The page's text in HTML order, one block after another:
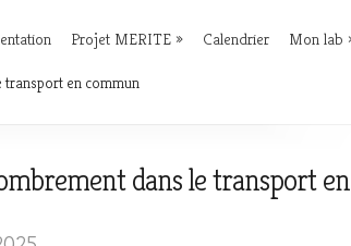
Projet MERITE Calendrier Mon lab
transport en commun
dans le transport en